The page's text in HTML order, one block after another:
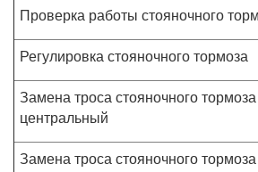
Проверка работы стояночного
Регулировка стояночного тормоза
Замена троса стояночного тормоза
центральный
Замена троса стояночного тормоза